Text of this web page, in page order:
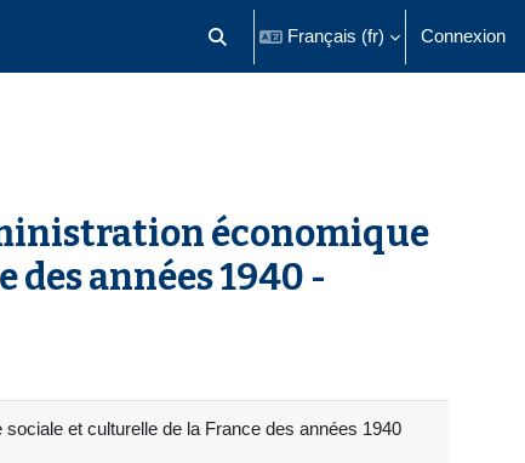
Activer/désactiver la saisie de
Français ‎(fr)‎ Connexion
économique
années 1940 -
et culturelle de la France des années 1940